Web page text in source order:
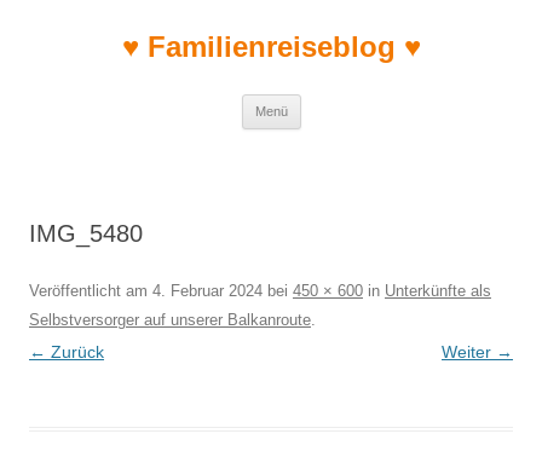
♥ Familienreiseblog ♥
Menü
IMG_5480
Veröffentlicht am 4. Februar 2024 bei 450 × 600 in Unterkünfte als
Selbstversorger auf unserer Balkanroute.
← Zurück Weiter →